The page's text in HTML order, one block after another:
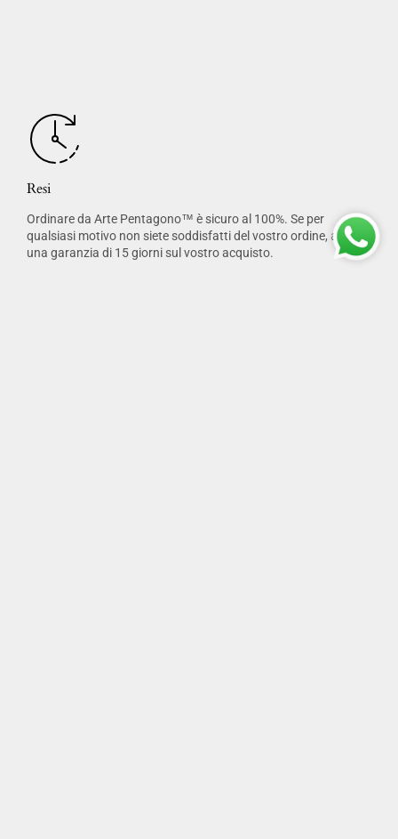
Resi
Ordinare da Arte Pentagono™ è sicuro al 100%. Se per
qualsiasi motivo non siete soddisfatti del vostro ordine, avrete
una garanzia di 15 giorni sul vostro acquisto.